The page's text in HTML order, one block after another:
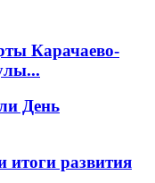
Карачаево-
День
итоги развития